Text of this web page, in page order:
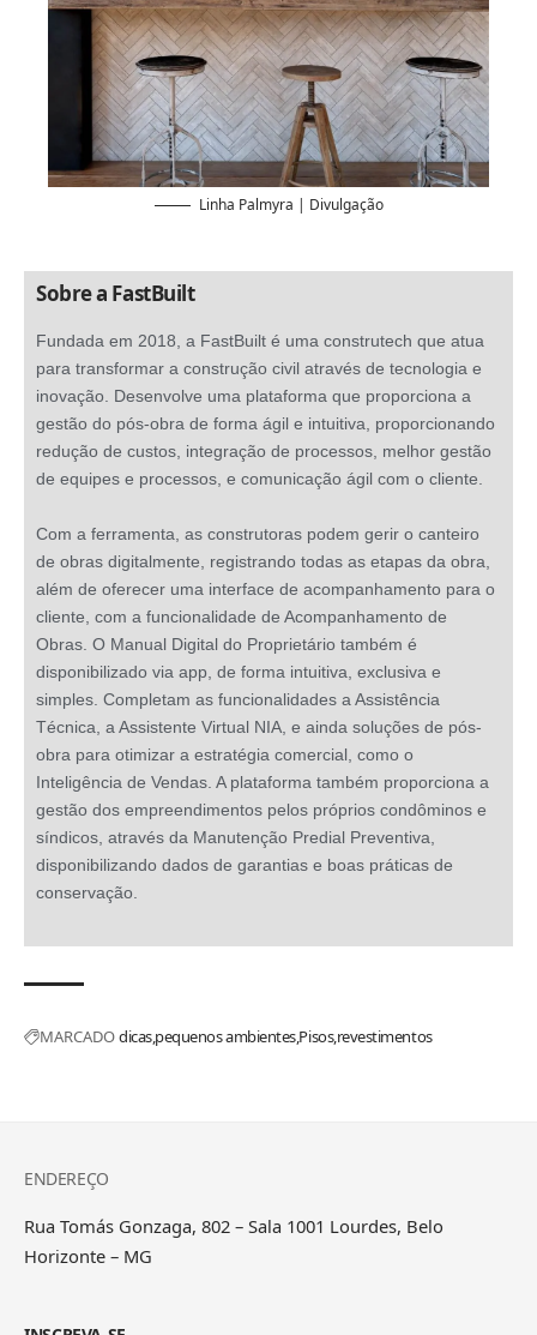
Linha Palmyra | Divulgação
Sobre a FastBuilt
Fundada em 2018, a FastBuilt é uma construtech que atua
para transformar a construção civil através de tecnologia e
inovação. Desenvolve uma plataforma que proporciona a
gestão do pós-obra de forma ágil e intuitiva, proporcionando
redução de custos, integração de processos, melhor gestão
de equipes e processos, e comunicação ágil com o cliente.
Com a ferramenta, as construtoras podem gerir o canteiro
de obras digitalmente, registrando todas as etapas da obra,
além de oferecer uma interface de acompanhamento para o
cliente, com a funcionalidade de Acompanhamento de
Obras. O Manual Digital do Proprietário também é
disponibilizado via app, de forma intuitiva, exclusiva e
simples. Completam as funcionalidades a Assistência
Técnica, a Assistente Virtual NIA, e ainda soluções de pós-
obra para otimizar a estratégia comercial, como o
Inteligência de Vendas. A plataforma também proporciona a
gestão dos empreendimentos pelos próprios condôminos e
síndicos, através da Manutenção Predial Preventiva,
disponibilizando dados de garantias e boas práticas de
conservação.
MARCADOdicaspequenos ambientesPisosrevestimentos
ENDEREÇO
Rua Tomás Gonzaga, 802 – Sala 1001 Lourdes, Belo
Horizonte – MG